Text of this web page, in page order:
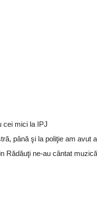
cei mici la IPJ
până şi la poliţie am avut
Rădăuţi ne-au cântat